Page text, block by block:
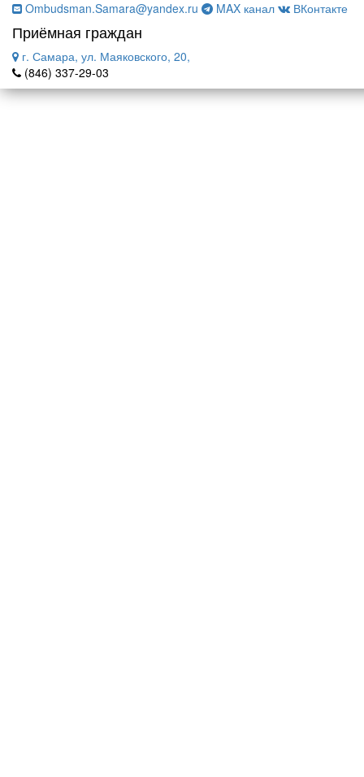
Ombudsman.Samara@yandex.ru MAX канал ВКонтакте
Приёмная граждан
г. Самара, ул. Маяковского, 20,
(846) 337-29-03